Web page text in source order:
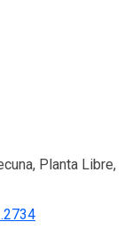
Planta Libre,